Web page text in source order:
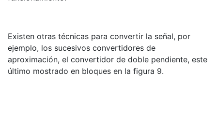
Existen otras técnicas para convertir la señal, por
ejemplo, los sucesivos convertidores de
aproximación, el convertidor de doble pendiente, este
último mostrado en bloques en la figura 9.